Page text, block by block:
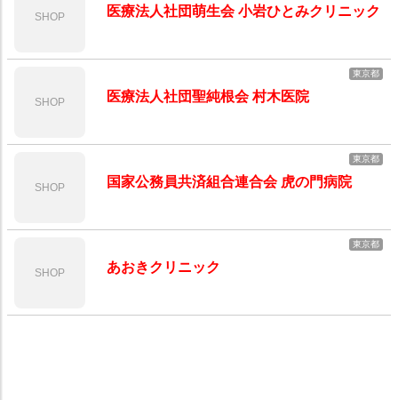
SHOP 医療法人社団萌生会 小岩ひとみクリニック
SHOP
東京都
医療法人社団聖純根会 村木医院
SHOP
東京都
国家公務員共済組合連合会 虎の門病院
SHOP
東京都
あおきクリニック